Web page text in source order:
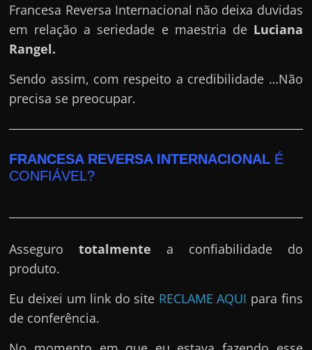
Francesa Reversa Internacional não deixa duvidas
em relação a seriedade e maestria de Luciana
Rangel.
Sendo assim, com respeito a credibilidade …Não
precisa se preocupar.
FRANCESA REVERSA INTERNACIONAL É
CONFIÁVEL?
Assegurototalmente a confiabilidade do
produto.
Eu deixei um link do site RECLAME AQUI para fins
de conferência.